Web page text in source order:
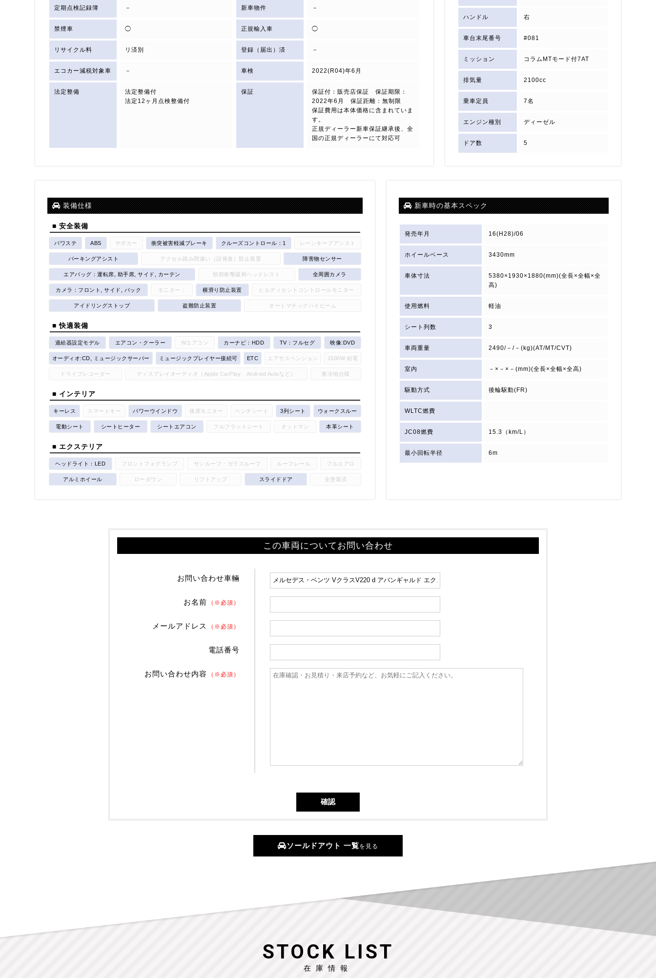
定期点検記録簿 － 新車物件 －
禁煙車 ◯ 正規輸入車 ◯
リサイクル料 リ済別 登録（届出）済 －
エコカー減税対象車 － 車検 2022(R04)年6月
法定整備
法定整備付
法定12ヶ月点検整備付
保証
保証付：販売店保証 保証期限：
2022年6月 保証距離：無制限
保証費用は本体価格に含まれていま
す。
正規ディーラー新車保証継承後、全
国の正規ディーラーにて対応可
ハンドル 右
車台末尾番号 #081
ミッション コラムMTモード付7AT
排気量 2100cc
乗車定員 7名
エンジン種別 ディーゼル
ドア数 5
装備仕様
■ 安全装備
パワステ ABS サポカー 衝突被害軽減ブレーキ クルーズコントロール：1 レーンキープアシスト
パーキングアシスト アクセル踏み間違い（誤発進）防止装置 障害物センサー
エアバッグ：運転席, 助手席, サイド, カーテン 頸部衝撃緩和ヘッドレスト 全周囲カメラ
カメラ：フロント, サイド, バック モニター： 横滑り防止装置 ヒルディセントコントロールモニター
アイドリングストップ 盗難防止装置 オートマチックハイビーム
■ 快適装備
過給器設定モデル エアコン・クーラー Wエアコン カーナビ：HDD TV：フルセグ 映像:DVD
オーディオ:CD, ミュージックサーバー ミュージックプレイヤー接続可 ETC エアサスペンション 1500W 給電
ドライブレコーダー ディスプレイオーディオ（Apple CarPlay、Android Autoなど） 寒冷地仕様
■ インテリア
キーレス スマートキー パワーウインドウ 後席モニター ベンチシート 3列シート ウォークスルー
電動シート シートヒーター シートエアコン フルフラットシート オットマン 本革シート
■ エクステリア
ヘッドライト：LED フロントフォグランプ サンルーフ・ガラスルーフ ルーフレール フルエアロ
アルミホイール ローダウン リフトアップ スライドドア 全塗装済
新車時の基本スペック
発売年月 16(H28)/06
ホイールベース 3430mm
車体寸法
5380×1930×1880(mm)(全長×全幅×全
高)
使用燃料 軽油
シート列数 3
車両重量 2490/－/－(kg)(AT/MT/CVT)
室内 －×－×－(mm)(全長×全幅×全高)
駆動方式 後輪駆動(FR)
WLTC燃費
JC08燃費 15.3（km/L）
最小回転半径 6m
この車両についてお問い合わせ
お問い合わせ車輛
お名前 （※必須）
メールアドレス （※必須）
電話番号
お問い合わせ内容 （※必須）
ソールドアウト 一覧を見る
STOCK LIST
在庫情報